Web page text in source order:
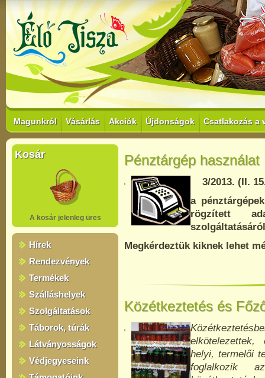
Magunkról Vásárlás Akciók Újdonságok Csatlakozás a
Kosár
A kosár jelenleg üres
Hírek
Rendezvények
Termékek
Szálláshelyek
Szolgáltatások
Táborok, túrák
Látványosságok
Védjegyeseink
Pénztárgép használat
3/2013. (II.
a
rögzített
szolgáltatásáról
Megkérdeztük kiknek lehet
Közétkeztetés és
elkötelezettek,
helyi, termelői
foglalkozik